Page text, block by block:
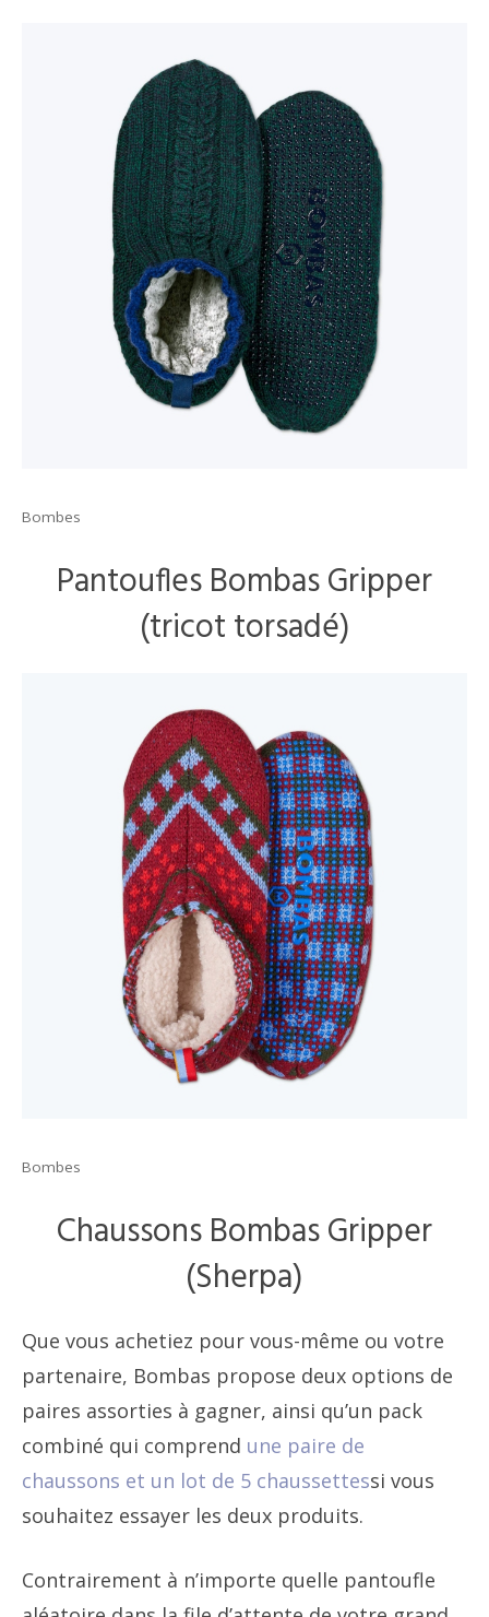
Bombes
Pantoufles Bombas Gripper
(tricot torsadé)
Bombes
Chaussons Bombas Gripper
(Sherpa)
Que vous achetiez pour vous-même ou votre
partenaire, Bombas propose deux options de
paires assorties à gagner, ainsi qu’un pack
combiné qui comprend une paire de
chaussons et un lot de 5 chaussettessi vous
souhaitez essayer les deux produits.
Contrairement à n’importe quelle pantoufle